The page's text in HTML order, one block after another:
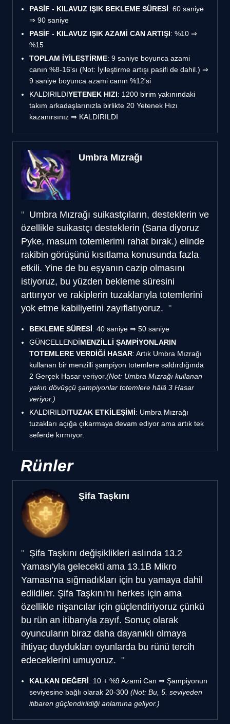
PASİF - KILAVUZ IŞIK BEKLEME SÜRESİ: 60 saniye
⇒ 90 saniye
PASİF - KILAVUZ IŞIK AZAMİ CAN ARTIŞI: %10 ⇒
%15
TOPLAM İYİLEŞTİRME: 9 saniye boyunca azami
canın %8-16'sı (Not: İyileştirme artışı pasifi de dahil.) ⇒
9 saniye boyunca azami canın %12'si
KALDIRILDIYETENEK HIZI: 1200 birim yakınındaki
takım arkadaşlarınızla birlikte 20 Yetenek Hızı
kazanırsınız ⇒ KALDIRILDI
Umbra Mızrağı
Umbra Mızrağı suikastçıların, desteklerin ve
özellikle suikastçı desteklerin (Sana diyoruz
Pyke, masum totemlerimi rahat bırak.) elinde
rakibin görüşünü kısıtlama konusunda fazla
etkili. Yine de bu eşyanın cazip olmasını
istiyoruz, bu yüzden bekleme süresini
arttırıyor ve rakiplerin tuzaklarıyla totemlerini
yok etme kabiliyetini zayıflatıyoruz.
BEKLEME SÜRESİ: 40 saniye ⇒ 50 saniye
GÜNCELLENDİMENZİLLİ ŞAMPİYONLARIN
TOTEMLERE VERDİĞİ HASAR: Artık Umbra Mızrağı
kullanan bir menzilli şampiyon totemlere saldırdığında
2 Gerçek Hasar veriyor.(Not: Umbra Mızrağı kullanan
yakın dövüşçü şampiyonlar totemlere hâlâ 3 Hasar
veriyor.)
KALDIRILDITUZAK ETKİLEŞİMİ: Umbra Mızrağı
tuzakları açığa çıkarmaya devam ediyor ama artık tek
seferde kırmıyor.
Rünler
Şifa Taşkını
Şifa Taşkını değişiklikleri aslında 13.2
Yaması'yla gelecekti ama 13.1B Mikro
Yaması'na sığmadıkları için bu yamaya dahil
edildiler. Şifa Taşkını'nı herkes için ama
özellikle nişancılar için güçlendiriyoruz çünkü
bu rün an itibarıyla zayıf. Sonuç olarak
oyuncuların biraz daha dayanıklı olmaya
ihtiyaç duydukları oyunlarda bu rünü tercih
edeceklerini umuyoruz.
KALKAN DEĞERİ: 10 + %9 Azami Can ⇒ Şampiyonun
seviyesine bağlı olarak 20-300 (Not: Bu, 5. seviyeden
itibaren güçlendirildiği anlamına geliyor.)